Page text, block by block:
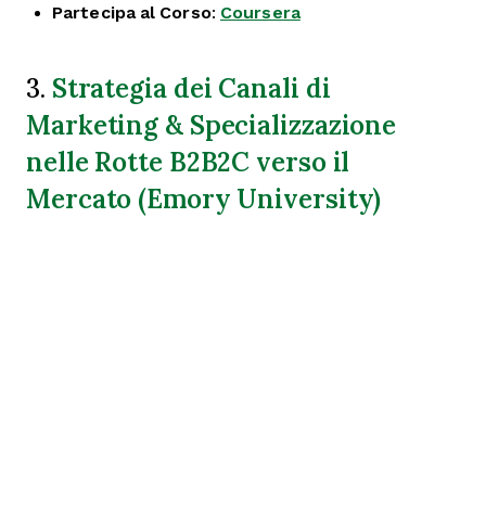
Partecipa al Corso: Coursera
3. Strategia dei Canali di
Marketing & Specializzazione
nelle Rotte B2B2C verso il
Mercato (Emory University)